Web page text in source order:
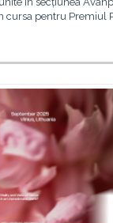
cursa pentru Premiul